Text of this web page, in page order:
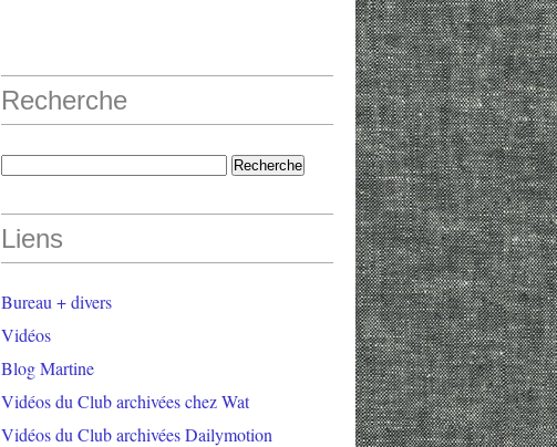
Recherche
Liens
Bureau + divers
Vidéos
Blog Martine
Vidéos du Club archivées chez Wat
Vidéos du Club archivées Dailymotion